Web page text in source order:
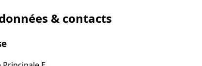
& contacts